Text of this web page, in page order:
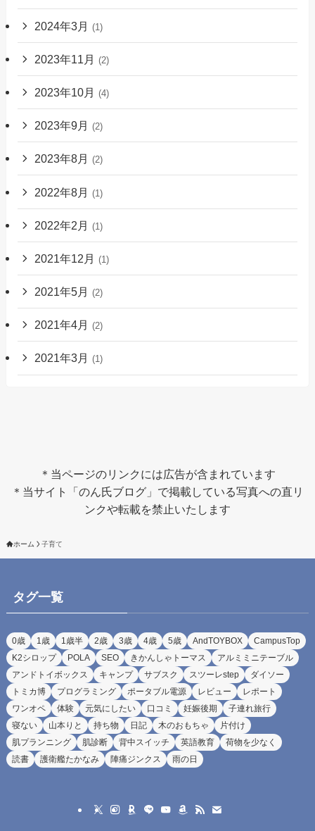
2024年3月 (1)
2023年11月 (2)
2023年10月 (4)
2023年9月 (2)
2023年8月 (2)
2022年8月 (1)
2022年2月 (1)
2021年12月 (1)
2021年5月 (2)
2021年4月 (2)
2021年3月 (1)
＊当ページのリンクには広告が含まれています
＊当サイト「のん氏ブログ」で掲載している写真への直リ
ンクや転載を禁止いたします
ホーム 子育て
タグ一覧
0歳 1歳 1歳半 2歳 3歳 4歳 5歳 AndTOYBOX
CampusTop
K2シロップ
POLA SEO きかんしゃトーマス
アルミミニテーブル
アンドトイボックス
キャンプ サブスク スツーレstep
ダイソー
トミカ博
プログラミング ポータブル電源 レビュー
レポート
ワンオペ
体験 元気にしたい 口コミ 妊娠後期
子連れ旅行
寝ない
山本りと 持ち物 日記 木のおもちゃ
片付け
肌プランニング
肌診断 背中スイッチ 英語教育
荷物を少なく
読書
護衛艦たかなみ 陣痛ジンクス 雨の日